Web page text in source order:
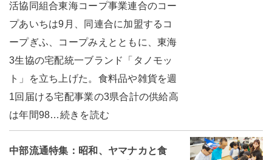
活協同組合東海コープ事業連合のコー
プあいちは9月、同連合に加盟するコ
ープぎふ、コープみえとともに、東海
3生協の宅配統一ブランド「タノモッ
ト」を立ち上げた。食料品や雑貨を週
1回届ける宅配事業の3県合計の供給高
は年間98…続きを読む
中部流通特集：昭和、ヤマナカと食